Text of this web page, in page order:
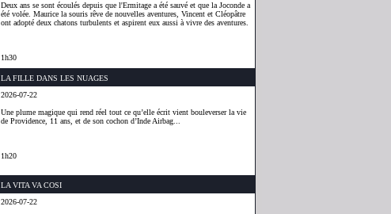
Deux ans se sont écoulés depuis que l'Ermitage a été sauvé et que la Joconde a
été volée. Maurice la souris rêve de nouvelles aventures, Vincent et Cléopâtre
ont adopté deux chatons turbulents et aspirent eux aussi à vivre des aventures.
1h30
LA FILLE DANS LES NUAGES
2026-07-22
Une plume magique qui rend réel tout ce qu’elle écrit vient bouleverser la vie
de Providence, 11 ans, et de son cochon d’Inde Airbag...
1h20
LA VITA VA COSI
2026-07-22